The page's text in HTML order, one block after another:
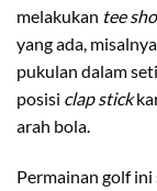
melakukan tee
yang ada,
pukulan dalam
posisi clap stick
arah bola.
Permainan golf